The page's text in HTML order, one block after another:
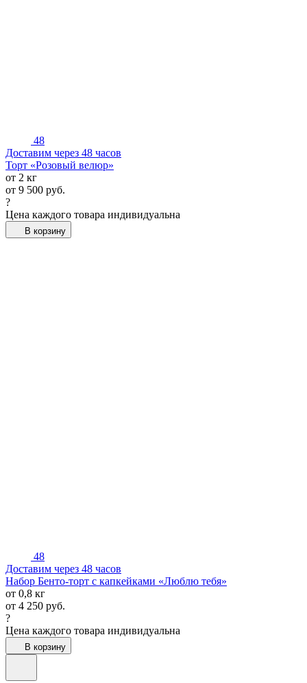
48
Доставим через 48 часов
Торт «Розовый велюр»
от 2 кг
от 9 500 руб.
?
Цена каждого товара индивидуальна
В корзину
48
Доставим через 48 часов
Набор Бенто-торт с капкейками «Люблю тебя»
от 0,8 кг
от 4 250 руб.
?
Цена каждого товара индивидуальна
В корзину